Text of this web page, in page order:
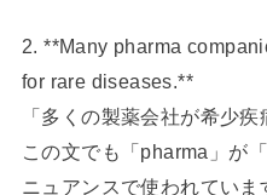
2. **Many pharma
for rare diseases.**
「多くの製薬会社が希少
この文でも「pharma」が
ニュアンスで使われていま